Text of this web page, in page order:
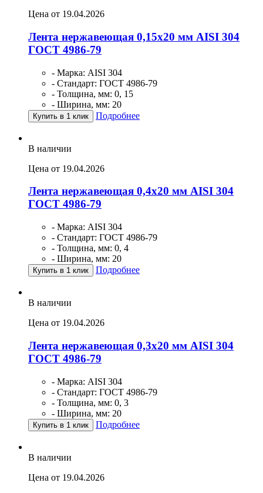
Цена от 19.04.2026
Лента нержавеющая 0,15х20 мм AISI 304
ГОСТ 4986-79
- Марка: AISI 304
- Стандарт: ГОСТ 4986-79
- Толщина, мм: 0, 15
- Ширина, мм: 20
Купить в 1 клик Подробнее
В наличии
Цена от 19.04.2026
Лента нержавеющая 0,4х20 мм AISI 304
ГОСТ 4986-79
- Марка: AISI 304
- Стандарт: ГОСТ 4986-79
- Толщина, мм: 0, 4
- Ширина, мм: 20
Купить в 1 клик Подробнее
В наличии
Цена от 19.04.2026
Лента нержавеющая 0,3х20 мм AISI 304
ГОСТ 4986-79
- Марка: AISI 304
- Стандарт: ГОСТ 4986-79
- Толщина, мм: 0, 3
- Ширина, мм: 20
Купить в 1 клик Подробнее
В наличии
Цена от 19.04.2026